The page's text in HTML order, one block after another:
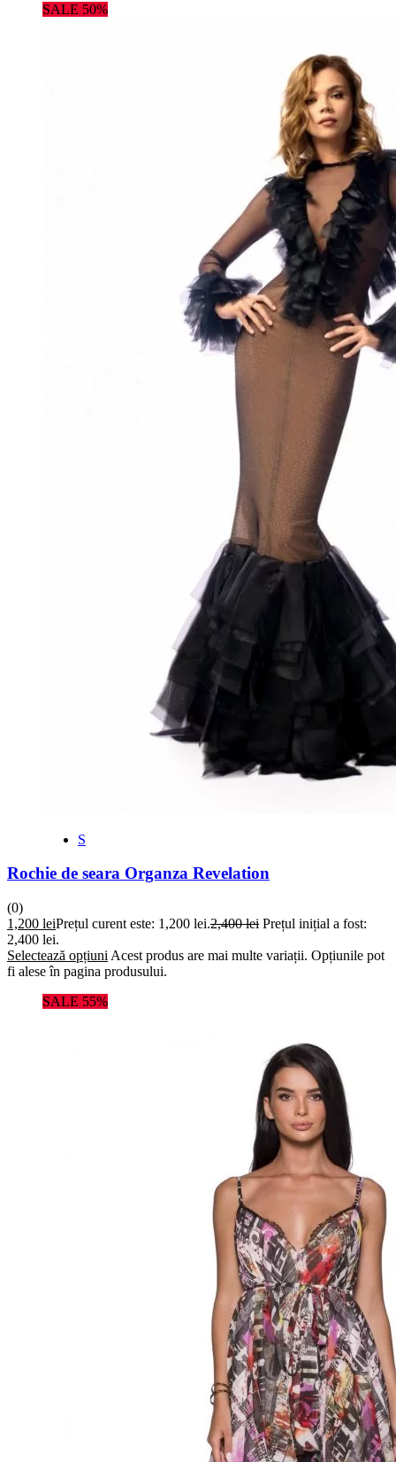
SALE 50%
S
Rochie de seara Organza Revelation
(0)
1,200 leiPrețul curent este: 1,200 lei.2,400lei Prețul inițial a fost:
2,400 lei.
Selectează opțiuni Acest produs are mai multe variații. Opțiunile pot
fi alese în pagina produsului.
SALE 55%